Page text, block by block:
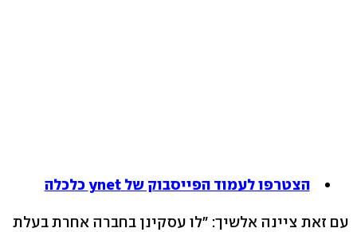
הצטרפו לעמוד הפייסבוק של ynet כלכלה
עם זאת ציינה אלשיך: "לו עסקינן בחברה אחרת בעלת